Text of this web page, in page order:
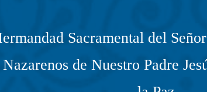
Sacramental del
de Nuestro Padre